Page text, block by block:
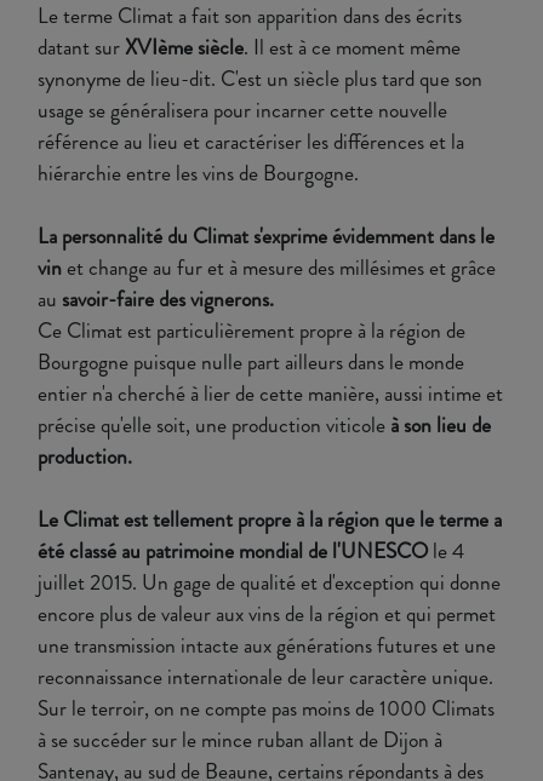
Le terme Climat a fait son apparition dans des écrits
datant sur XVIème siècle. Il est à ce moment même
synonyme de lieu-dit. C'est un siècle plus tard que son
usage se généralisera pour incarner cette nouvelle
référence au lieu et caractériser les différences et la
hiérarchie entre les vins de Bourgogne.
La personnalité du Climat s'exprime évidemment dans le
vinet change au fur et à mesure des millésimes et grâce
au savoir-faire des vignerons.
Ce Climat est particulièrement propre à la région de
Bourgogne puisque nulle part ailleurs dans le monde
entier n'a cherché à lier de cette manière, aussi intime et
précise qu'elle soit, une production viticole à son lieu de
production.
Le Climat est tellement propre à la région que le terme a
été classé au patrimoine mondial de l'UNESCOle 4
juillet 2015. Un gage de qualité et d'exception qui donne
encore plus de valeur aux vins de la région et qui permet
une transmission intacte aux générations futures et une
reconnaissance internationale de leur caractère unique.
Sur le terroir, on ne compte pas moins de 1000 Climats
à se succéder sur le mince ruban allant de Dijon à
Santenay, au sud de Beaune, certains répondants à des